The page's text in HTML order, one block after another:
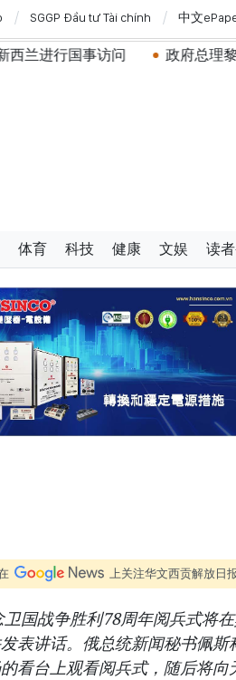
SGGP Đầu tư Tài chính 中文
问 政府总理黎明兴：网络安
体育 科技 健康 文娱 读
上关注华文西贡解放日
国战争胜利78周年阅兵式将
表讲话。俄总统新闻秘书佩斯
看台上观看阅兵式，随后将向